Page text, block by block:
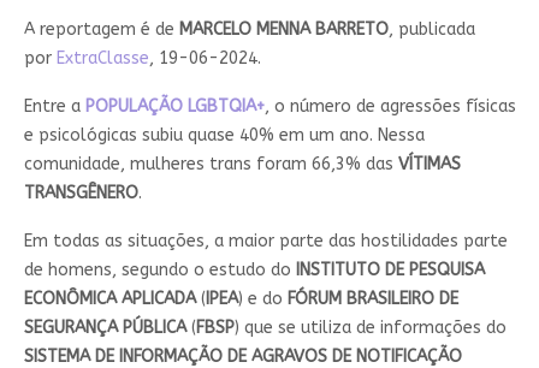
A reportagem é de MARCELO MENNA BARRETO, publicada
por ExtraClasse, 19-06-2024.
Entre a POPULAÇÃO LGBTQIA+, o número de agressões físicas
e psicológicas subiu quase 40% em um ano. Nessa
comunidade, mulheres trans foram 66,3% das VÍTIMAS
TRANSGÊNERO.
Em todas as situações, a maior parte das hostilidades parte
de homens, segundo o estudo do INSTITUTO DE PESQUISA
ECONÔMICA APLICADA( IPEA) e do FÓRUM BRASILEIRO DE
SEGURANÇA PÚBLICA(FBSP) que se utiliza de informações do
SISTEMA DE INFORMAÇÃO DE AGRAVOS DE NOTIFICAÇÃO